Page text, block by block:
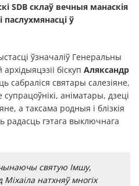
SDB склаў вечныя манаскія
паслухмянасці ў
ўзначаліў Генеральны
біскуп Аляксандр
сабраліся святары салезіяне,
супрацоўнікі, аніматары, дзеці
а таксама родныя і блізкія
радасць гэтага выключнага
святую Імшу,
натхняў многіх